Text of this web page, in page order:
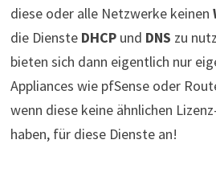
diese oder alle Netzwerke keinen
die Dienste DHCPund DNS zu
bieten sich dann eigentlich nur
Appliances wie pfSense oder
wenn diese keine ähnlichen
haben, für diese Dienste an!